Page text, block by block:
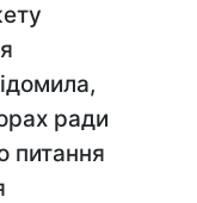
ради
питання